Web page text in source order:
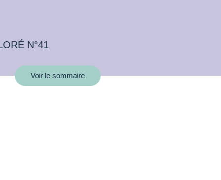
N°41
Voir le sommaire